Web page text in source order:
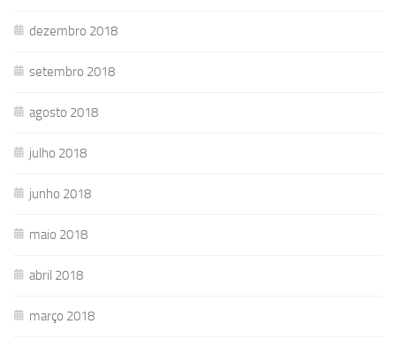
dezembro 2018
setembro 2018
agosto 2018
julho 2018
junho 2018
maio 2018
abril 2018
março 2018